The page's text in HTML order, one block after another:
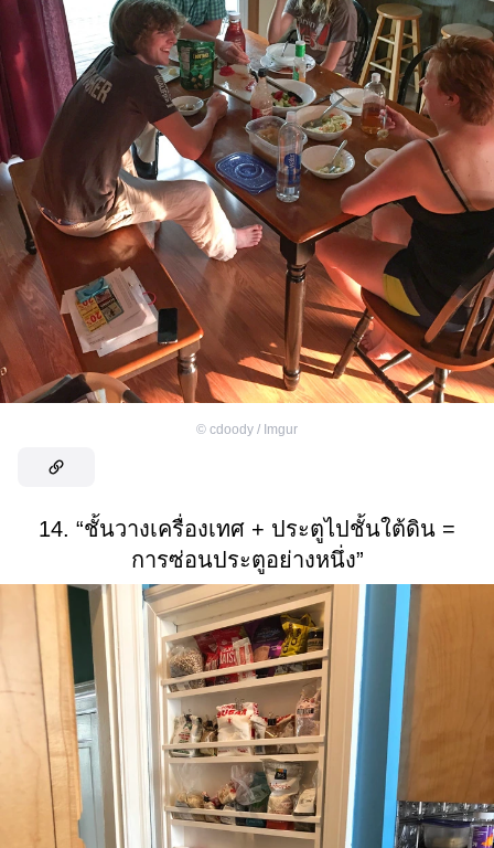
© cdoody / Imgur
14. “ชั้นวางเครื่องเทศ + ประตูไปชั้นใต้ดิน =
การซ่อนประตูอย่างหนึ่ง”